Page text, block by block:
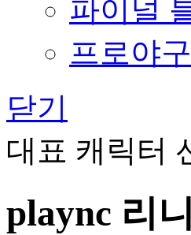
파이널
프로야
닫기
대표 캐릭터
plaync 리